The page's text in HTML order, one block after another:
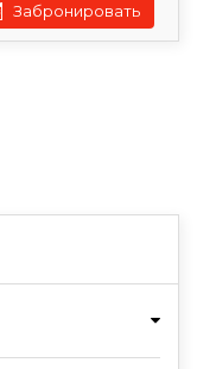
Забронировать